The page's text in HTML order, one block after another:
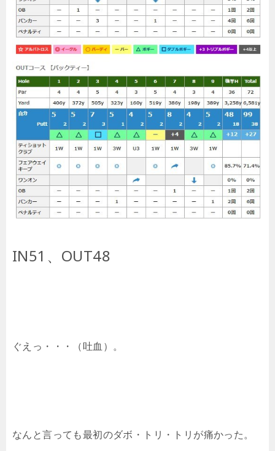
IN51、OUT48
ぐえっ・・・（吐血）。
なんと言っても最初のダボ・トリ・トリが痛かった。